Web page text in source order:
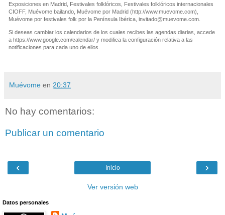
Exposiciones en Madrid, Festivales folklóricos, Festivales folklóricos internacionales
CIOFF, Muévome bailando, Muévome por Madrid (http://www.muevome.com),
Muévome por festivales folk por la Península Ibérica, invitado@muevome.com
Si deseas cambiar los calendarios de los cuales recibes las agendas diarias, accede
a https://www.google.com/calendar/ y modifica la configuración relativa a las
notificaciones para cada uno de ellos.
Muévome en 20:37
No hay comentarios:
Publicar un comentario
‹ ›
Inicio
Ver versión web
Datos personales